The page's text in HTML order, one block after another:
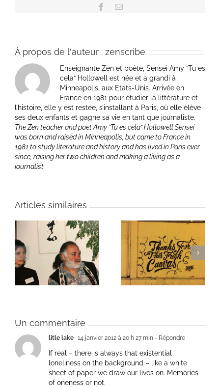
Facebook
Email
À propos de l'auteur : zenscribe
Enseignante Zen et poète, Sensei Amy “Tu es
cela” Hollowell est née et a grandi à
Minneapolis, aux Etats-Unis. Arrivée en
France en 1981 pour étudier la littérature et
l’histoire, elle y est restée, s’installant à Paris, où elle élève
ses deux enfants et gagne sa vie en tant que journaliste.
The Zen teacher and poet Amy “Tu es cela” Hollowell Sensei
was born and raised in Minneapolis, but came to France in
1981 to study literature and history and has lived in Paris ever
since, raising her two children and making a living as a
journalist.
Articles similaires
Une toile fraîche
Un bouquet d’écriture
et méditation
Un commentaire
litle lake 14 janvier 2012 à 20 h 27 min - Répondre
If real – there is always that existential
loneliness on the background – like a white
sheet of paper we draw our lives on. Memories
of oneness or not.